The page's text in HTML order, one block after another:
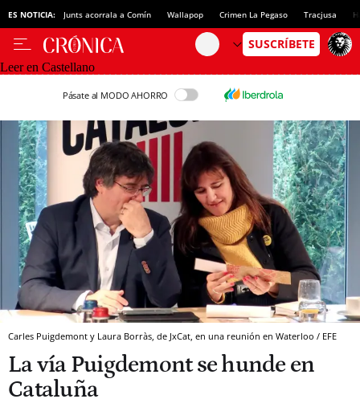
ES NOTICIA: Junts acorrala a Comín Wallapop Crimen La Pegaso Tracjusa
Leer en Castellano
Pásate al MODO AHORRO
Carles Puigdemont y Laura Borràs, de JxCat, en una reunión en Waterloo / EFE
La vía Puigdemont se hunde en
Cataluña